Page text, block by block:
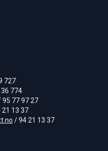
727
774
95 77 97 27
21 13 37
/ 94 21 13 37